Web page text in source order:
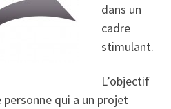
dans un
cadre
stimulant.
L’objectif
qui a un projet